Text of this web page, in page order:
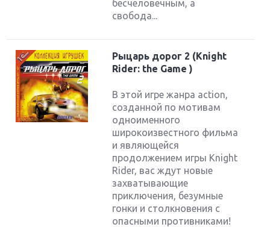
бесчеловечным, а
свобода...
Рыцарь дорог 2 (Knight
Rider: the Game )
В этой игре жанра action,
созданной по мотивам
одноименного
широкоизвестного фильма
и являющейся
продолжением игры Knight
Rider, вас ждут новые
захватывающие
приключения, безумные
гонки и столкновения с
опасными противниками!
Крупнейшие релизы мая: Nintendo, Microsoft и